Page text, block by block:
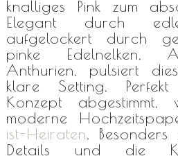
knalliges Pink zum
Elegant durch
aufgelockert durch
pinke Edelnelken,
Anthurien, pulsiert
klare Setting.
Konzept
moderne
ist-Heiraten.
Details und die